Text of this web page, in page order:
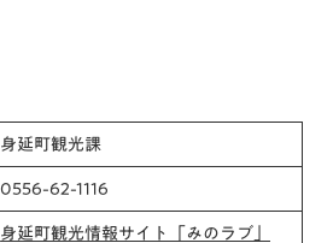
身延町観光課
0556-62-1116
身延町観光情報サイト「みのラブ」